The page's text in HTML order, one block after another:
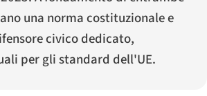
una norma costituzionale e
civico dedicato,
per gli standard dell'UE.